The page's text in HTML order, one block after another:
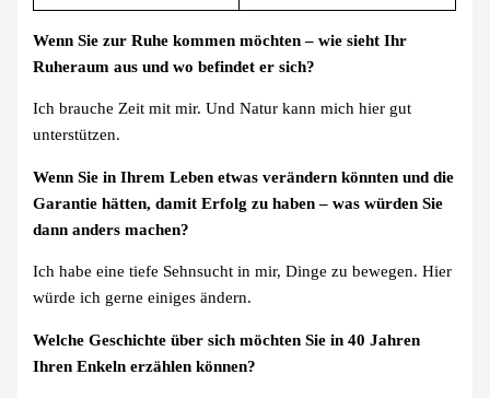
Wenn Sie zur Ruhe kommen möchten – wie sieht Ihr
Ruheraum aus und wo befindet er sich?
Ich brauche Zeit mit mir. Und Natur kann mich hier gut
unterstützen.
Wenn Sie in Ihrem Leben etwas verändern könnten und die
Garantie hätten, damit Erfolg zu haben – was würden Sie
dann anders machen?
Ich habe eine tiefe Sehnsucht in mir, Dinge zu bewegen. Hier
würde ich gerne einiges ändern.
Welche Geschichte über sich möchten Sie in 40 Jahren
Ihren Enkeln erzählen können?